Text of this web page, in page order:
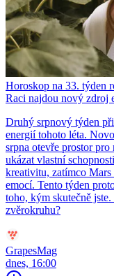
Horoskop na 33. týden
Raci najdou nový zdroj
Druhý srpnový týden
energií tohoto léta.
srpna otevře prostor
ukázat vlastní
kreativitu, zatímco
emocí. Tento týden
toho, kým skutečně
zvěrokruhu?
GrapesMag
dnes, 16:00